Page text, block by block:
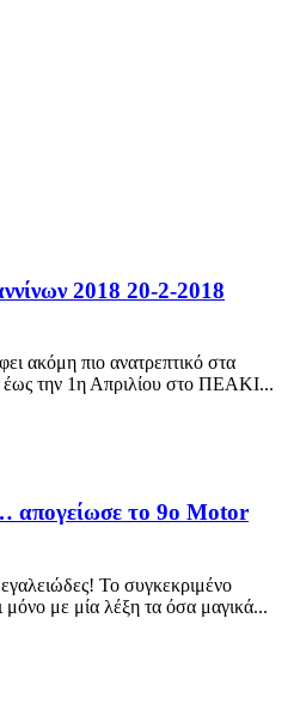
2018 20-2-2018
ακόμη πιο ανατρεπτικό στα
έως την 1η Απριλίου στο ΠΕΑΚΙ...
απογείωσε το 9ο Motor
Το συγκεκριμένο
μόνο με μία λέξη τα όσα μαγικά...